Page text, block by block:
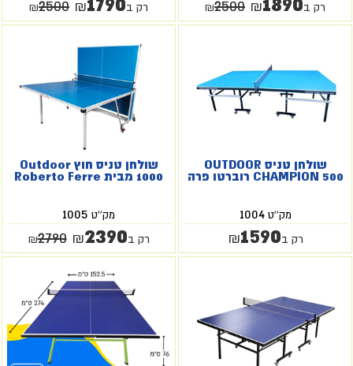
רק ב ₪
₪2500 רק ב ₪
₪2500
שולחן טניס OUTDOOR
CHAMPION 500 רוברטו פרה
מק''ט1004
רק ב ₪1590
שולחן טניס חוץ Outdoor
1000 מבית Roberto Ferre
מק''ט 1005
רק ב ₪2390
₪2790